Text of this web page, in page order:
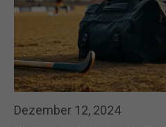
Dezember 12, 2024